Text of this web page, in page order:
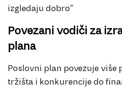
izgledaju dobro”
Povezani vodiči za
plana
Poslovni plan povezuje više
tržišta i konkurencije do